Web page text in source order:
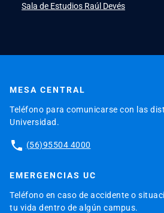
Sala de Estudios Raúl Devés
MESA CENTRAL
Teléfono para comunicarse con las
Universidad.
phone (56)95504 4000
EMERGENCIAS UC
Teléfono en caso de accidente o
tu vida dentro de algún campus.